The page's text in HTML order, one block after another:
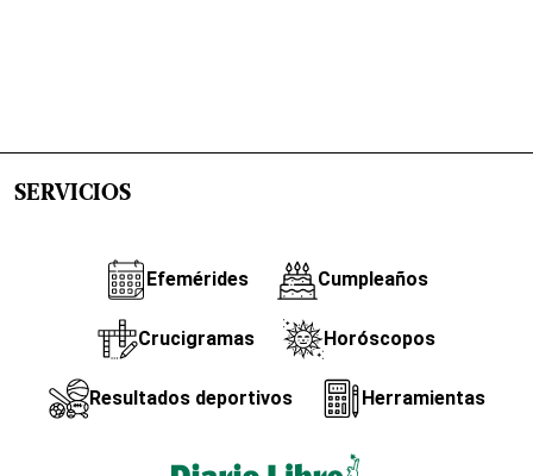
SERVICIOS
Efemérides Cumpleaños
Crucigramas Horóscopos
Resultados deportivos Herramientas